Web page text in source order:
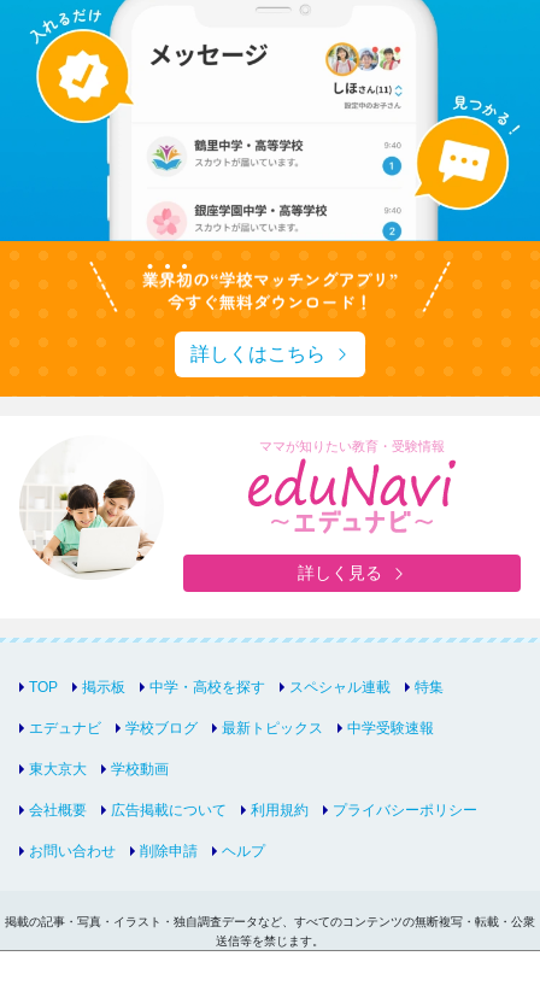
詳しくはこちら
ママが知りたい教育・受験情報
詳しく見る
TOP 掲示板 中学・高校を探す スペシャル連載 特集
エデュナビ 学校ブログ 最新トピックス 中学受験速報
東大京大 学校動画
会社概要 広告掲載について 利用規約 プライバシーポリシー
お問い合わせ 削除申請 ヘルプ
掲載の記事・写真・イラスト・独自調査データなど、すべてのコンテンツの無断複写・転載・公衆
送信等を禁じます。